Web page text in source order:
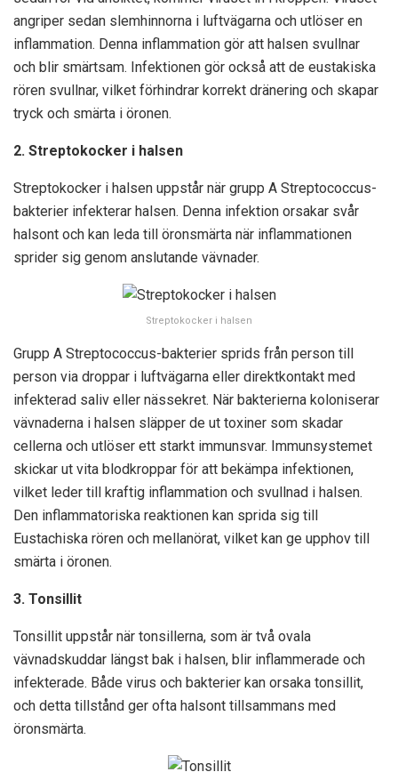
angriper sedan slemhinnorna i luftvägarna och utlöser en
inflammation. Denna inflammation gör att halsen svullnar
och blir smärtsam. Infektionen gör också att de eustakiska
rören svullnar, vilket förhindrar korrekt dränering och skapar
tryck och smärta i öronen.
2. Streptokocker i halsen
Streptokocker i halsen uppstår när grupp A Streptococcus-
bakterier infekterar halsen. Denna infektion orsakar svår
halsont och kan leda till öronsmärta när inflammationen
sprider sig genom anslutande vävnader.
Streptokocker i halsen
Grupp A Streptococcus-bakterier sprids från person till
person via droppar i luftvägarna eller direktkontakt med
infekterad saliv eller nässekret. När bakterierna koloniserar
vävnaderna i halsen släpper de ut toxiner som skadar
cellerna och utlöser ett starkt immunsvar. Immunsystemet
skickar ut vita blodkroppar för att bekämpa infektionen,
vilket leder till kraftig inflammation och svullnad i halsen.
Den inflammatoriska reaktionen kan sprida sig till
Eustachiska rören och mellanörat, vilket kan ge upphov till
smärta i öronen.
3. Tonsillit
Tonsillit uppstår när tonsillerna, som är två ovala
vävnadskuddar längst bak i halsen, blir inflammerade och
infekterade. Både virus och bakterier kan orsaka tonsillit,
och detta tillstånd ger ofta halsont tillsammans med
öronsmärta.